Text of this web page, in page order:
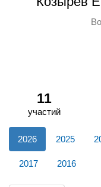
11
участий
2026 2025
2017 2016